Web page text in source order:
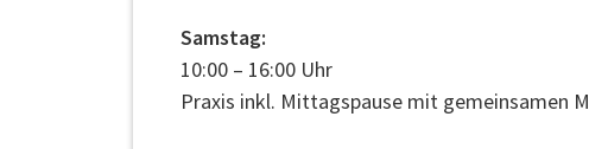
Samstag:
10:00 – 16:00 Uhr
Praxis inkl. Mittagspause mit gemeinsamen